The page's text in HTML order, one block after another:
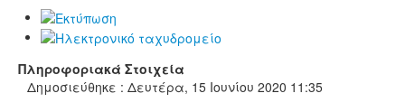
Πληροφοριακά Στοιχεία
Δημοσιεύθηκε : Δευτέρα, 15 Ιουνίου 2020 11:35